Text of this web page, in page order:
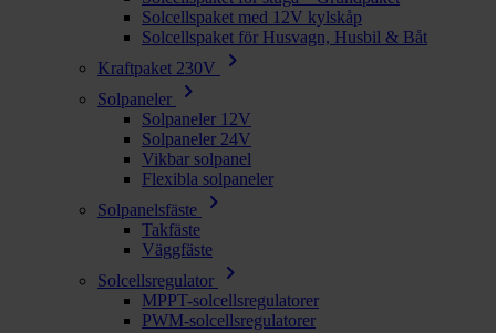
Solcellspaket med 12V kylskåp
Solcellspaket för Husvagn, Husbil & Båt
Kraftpaket 230V
chevron_right
Solpaneler chevron_right
Solpaneler 12V
Solpaneler 24V
Vikbar solpanel
Flexibla solpaneler
Solpanelsfäste
chevron_right
Takfäste
Väggfäste
Solcellsregulator
chevron_right
MPPT-solcellsregulatorer
PWM-solcellsregulatorer